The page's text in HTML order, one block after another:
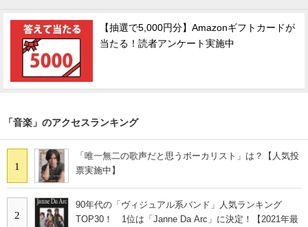
【抽選で5,000円分】Amazonギフトカードが
当たる！読者アンケート実施中
「音楽」のアクセスランキング
1
「唯一無二の歌声だと思うボーカリスト」は？【人気投
票実施中】
2
90年代の「ヴィジュアル系バンド」人気ランキング
TOP30！ 1位は「Janne Da Arc」に決定！【2021年最